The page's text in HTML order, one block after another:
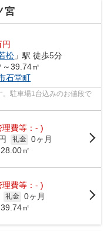
宮
円
松 」駅 徒歩5分
39.74㎡
石堂町
駐車場1台込みのお値段で
理費等：- )
礼金 0ヶ月
㎡
理費等：- )
礼金 0ヶ月
㎡